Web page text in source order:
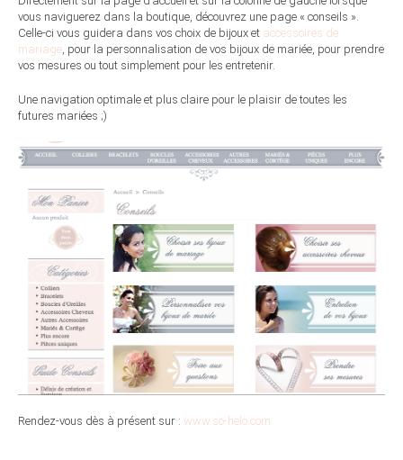
vous naviguerez dans la boutique, découvrez une page « conseils ».
Celle-ci vous guidera dans vos choix de bijoux et accessoires de
mariage, pour la personnalisation de vos bijoux de mariée, pour prendre
vos mesures ou tout simplement pour les entretenir.
Une navigation optimale et plus claire pour le plaisir de toutes les
futures mariées ;)
Rendez-vous dès à présent sur : www.so-helo.com